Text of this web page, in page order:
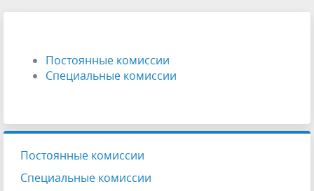
Постоянные комиссии
Специальные комиссии
Постоянные комиссии
Специальные комиссии